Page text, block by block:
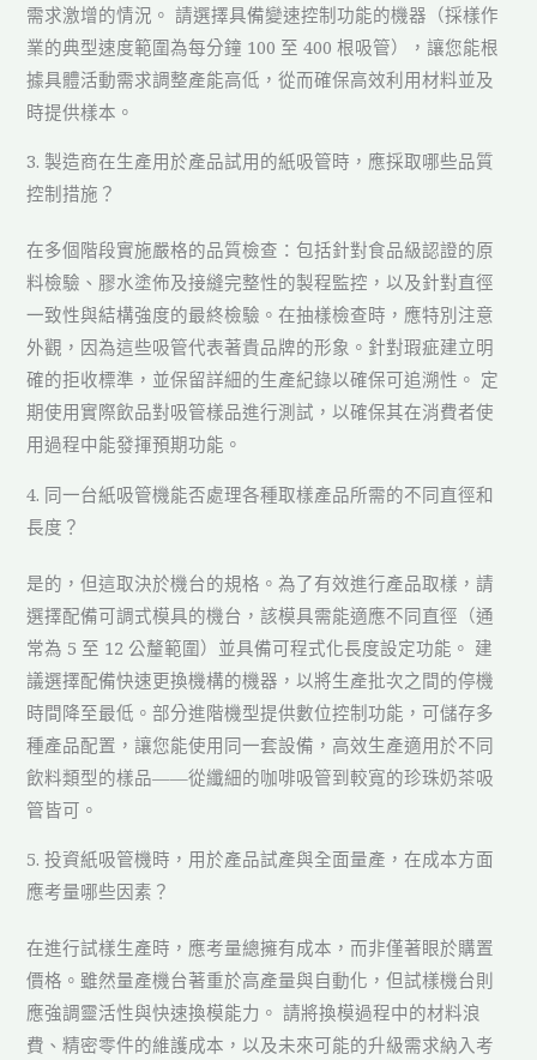
需求激增的情況。 請選擇具備變速控制功能的機器（採樣作
業的典型速度範圍為每分鐘 100 至 400 根吸管），讓您能根
據具體活動需求調整產能高低，從而確保高效利用材料並及
時提供樣本。
3. 製造商在生產用於產品試用的紙吸管時，應採取哪些品質
控制措施？
在多個階段實施嚴格的品質檢查：包括針對食品級認證的原
料檢驗、膠水塗佈及接縫完整性的製程監控，以及針對直徑
一致性與結構強度的最終檢驗。在抽樣檢查時，應特別注意
外觀，因為這些吸管代表著貴品牌的形象。針對瑕疵建立明
確的拒收標準，並保留詳細的生產紀錄以確保可追溯性。 定
期使用實際飲品對吸管樣品進行測試，以確保其在消費者使
用過程中能發揮預期功能。
4. 同一台紙吸管機能否處理各種取樣產品所需的不同直徑和
長度？
是的，但這取決於機台的規格。為了有效進行產品取樣，請
選擇配備可調式模具的機台，該模具需能適應不同直徑（通
常為 5 至 12 公釐範圍）並具備可程式化長度設定功能。 建
議選擇配備快速更換機構的機器，以將生產批次之間的停機
時間降至最低。部分進階機型提供數位控制功能，可儲存多
種產品配置，讓您能使用同一套設備，高效生產適用於不同
飲料類型的樣品——從纖細的咖啡吸管到較寬的珍珠奶茶吸
管皆可。
5. 投資紙吸管機時，用於產品試產與全面量產，在成本方面
應考量哪些因素？
在進行試樣生產時，應考量總擁有成本，而非僅著眼於購置
價格。雖然量產機台著重於高產量與自動化，但試樣機台則
應強調靈活性與快速換模能力。 請將換模過程中的材料浪
費、精密零件的維護成本，以及未來可能的升級需求納入考